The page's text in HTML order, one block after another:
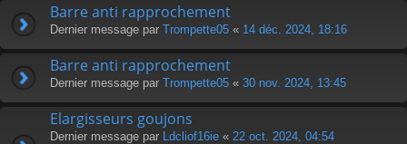
Barre anti rapprochement
Dernier message par Trompette05 « 14 déc. 2024, 18:16
Barre anti rapprochement
Dernier message par Trompette05 « 30 nov. 2024, 13:45
Elargisseurs goujons
Dernier message par Ldcliof16ie « 22 oct. 2024, 04:54